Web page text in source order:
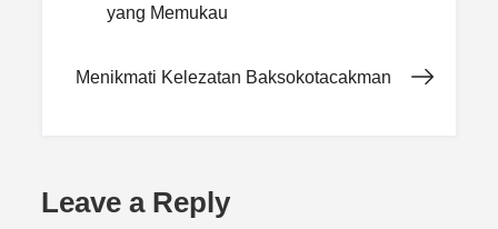
yang Memukau
Menikmati Kelezatan Baksokotacakman
Leave a Reply